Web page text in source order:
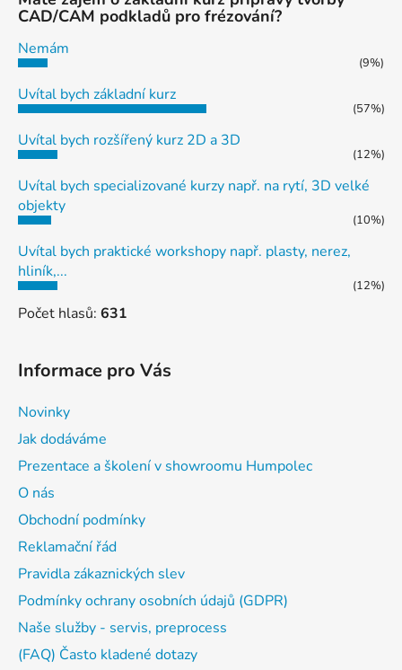
CAD/CAM podkladů pro frézování?
Nemám
(9%)
Uvítal bych základní kurz
(57%)
Uvítal bych rozšířený kurz 2D a 3D
(12%)
Uvítal bych specializované kurzy např. na rytí, 3D velké
objekty
(10%)
Uvítal bych praktické workshopy např. plasty, nerez,
hliník,...
(12%)
Počet hlasů: 631
Informace pro Vás
Novinky
Jak dodáváme
Prezentace a školení v showroomu Humpolec
O nás
Obchodní podmínky
Reklamační řád
Pravidla zákaznických slev
Podmínky ochrany osobních údajů (GDPR)
Naše služby - servis, preprocess
(FAQ) Často kladené dotazy